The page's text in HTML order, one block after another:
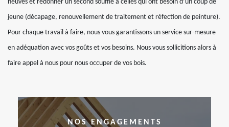
neuves et redonner un second souffle à celles qui ont besoin d’un coup de
jeune (décapage, renouvellement de traitement et réfection de peinture).
Pour chaque travail à faire, nous vous garantissons un service sur-mesure
en adéquation avec vos goûts et vos besoins. Nous vous sollicitions alors à
faire appel à nous pour nous occuper de vos bois.
NOS ENGAGEMENTS